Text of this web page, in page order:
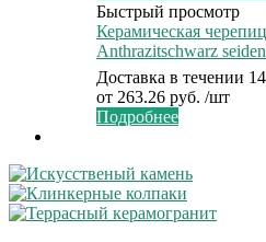
Быстрый просмотр
Керамическая
Anthrazitschwarz
Доставка в течении
от 263.26 руб. /шт
Подробнее